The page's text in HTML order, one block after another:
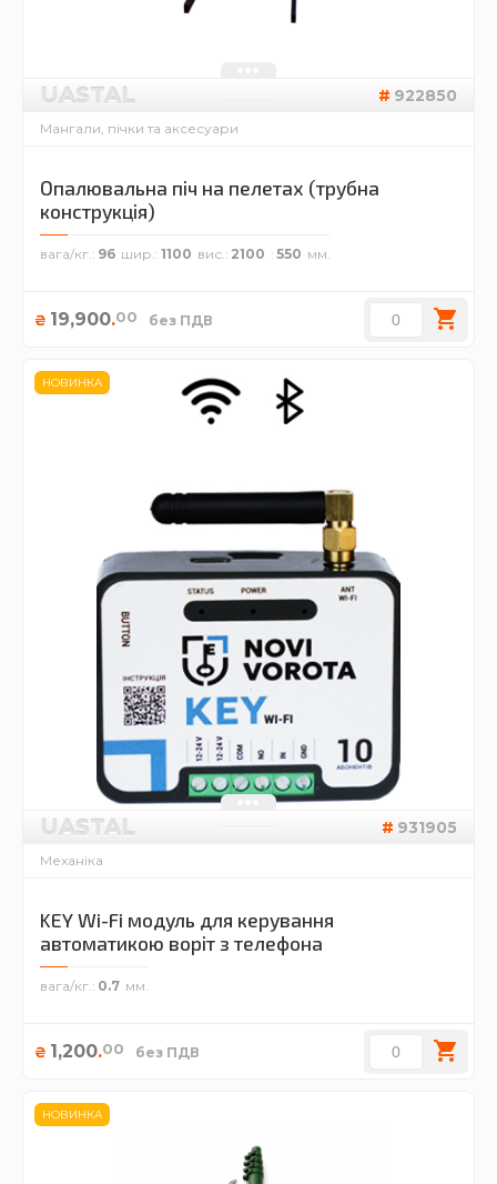
UASTAL 922850
Мангали, пічки та аксесуари
Опалювальна піч на пелетах (трубна
конструкція)
вага/кг. 96 шир. 1100 вис. 2100 550
₴ 19,900.00 без ПДВ
НОВИНКА
UASTAL 931905
Механіка
KEY Wi-Fi модуль для керування
автоматикою воріт з телефона
вага/кг. 0.7
₴ 1,200.00 без ПДВ
НОВИНКА